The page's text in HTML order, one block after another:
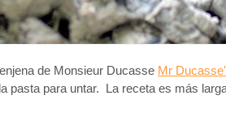
de Monsieur Ducasse Mr
pasta para untar. La receta es más